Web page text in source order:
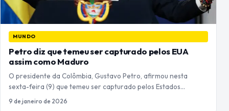
MUNDO
Petro diz que temeu ser capturado pelos EUA
assim como Maduro
O presidente da Colômbia, Gustavo Petro, afirmou nesta
sexta-feira (9) que temeu ser capturado pelos Estados…
9 de janeiro de 2026